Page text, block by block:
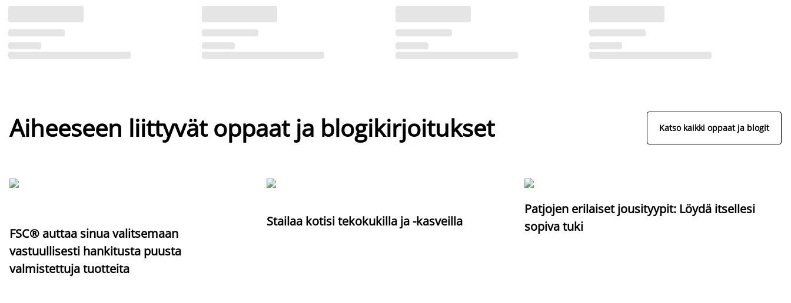
Aiheeseen liittyvät oppaat ja blogikirjoitukset Katso kaikki oppaat ja blogit
FSC® auttaa sinua valitsemaan
vastuullisesti hankitusta puusta
valmistettuja tuotteita
Stailaa kotisi tekokukilla ja -kasveilla
Patjojen erilaiset jousityypit: Löydä itsellesi
sopiva tuki